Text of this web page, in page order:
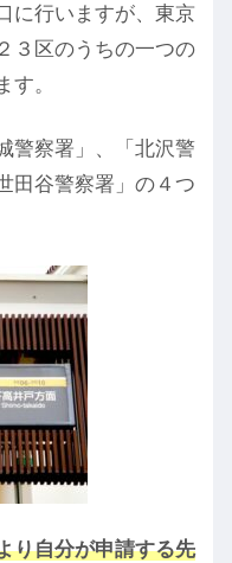
に行いますが、東京
３区のうちの一つの
す。
警察署」、「北沢警
田谷警察署」の４つ
り自分が申請する先